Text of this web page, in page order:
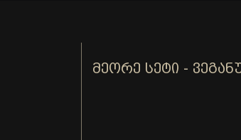
ᲛᲔᲝᲠᲔ ᲡᲔᲢᲘ -